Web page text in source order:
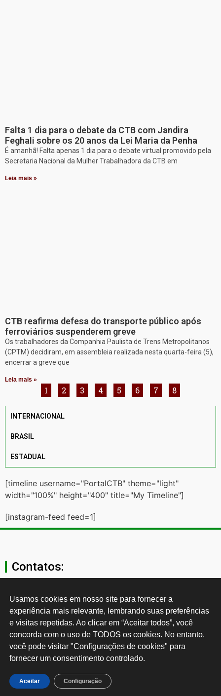
Falta 1 dia para o debate da CTB com Jandira
Feghali sobre os 20 anos da Lei Maria da Penha
É amanhã! Falta apenas 1 dia para o debate virtual promovido pela
Secretaria Nacional da Mulher Trabalhadora da CTB em
Leia mais »
CTB reafirma defesa do transporte público após
ferroviários suspenderem greve
Os trabalhadores da Companhia Paulista de Trens Metropolitanos
(CPTM) decidiram, em assembleia realizada nesta quarta-feira (5),
encerrar a greve que
Leia mais »
1 2 3 4 5 6 7 8
INTERNACIONAL
BRASIL
ESTADUAL
[timeline username="PortalCTB" theme="light"
width="100%" height="400" title="My Timeline"]
[instagram-feed feed=1]
Contatos:
secgeral@ctb.org.br
11 3874-0040
Rua Cardoso de Almeida, 1843, Sumaré São Paulo - SP -
Brasil CEP: 01251-001
Desenvolvido por:
Usamos cookies em nosso site para fornecer a
experiência mais relevante, lembrando suas preferências
e visitas repetidas. Ao clicar em “Aceitar todos”, você
concorda com o uso de TODOS os cookies. No entanto,
você pode visitar "Configurações de cookies" para
fornecer um consentimento controlado.
Aceitar Configuração